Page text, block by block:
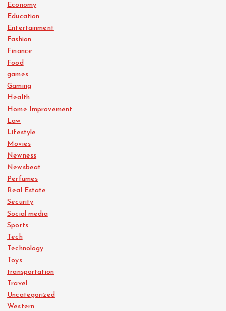
Economy
Education
Entertainment
Fashion
Finance
Food
games
Gaming
Health
Home Improvement
Law
Lifestyle
Movies
Newness
Newsbeat
Perfumes
Real Estate
Security
Social media
Sports
Tech
Technology
Toys
transportation
Travel
Uncategorized
Western